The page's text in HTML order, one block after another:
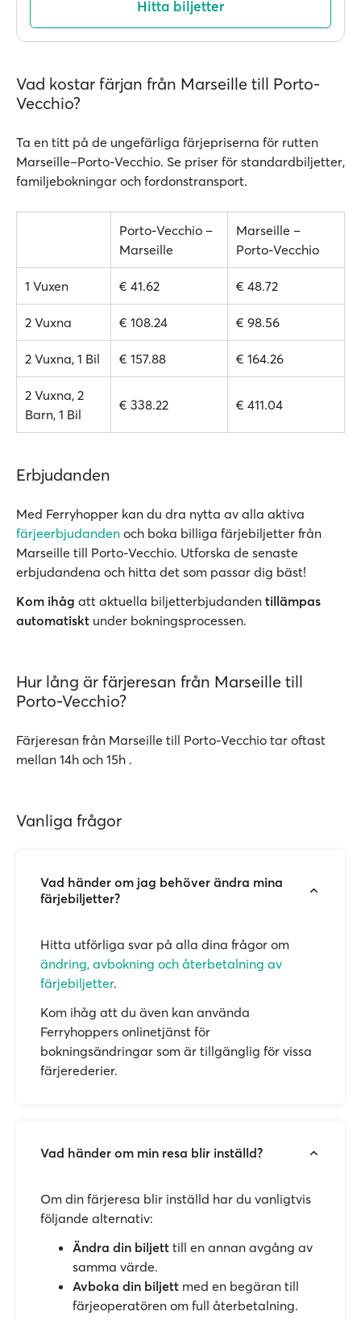
Hitta biljetter
Vad kostar färjan från Marseille till Porto-
Vecchio?
Ta en titt på de ungefärliga färjepriserna för rutten
Marseille–Porto-Vecchio. Se priser för standardbiljetter,
familjebokningar och fordonstransport.
Porto-Vecchio –
Marseille
Marseille –
Porto-Vecchio
1 Vuxen € 41.62 € 48.72
2 Vuxna € 108.24 € 98.56
2 Vuxna, 1 Bil € 157.88 € 164.26
2 Vuxna, 2
Barn, 1 Bil
€ 338.22 € 411.04
Erbjudanden
Med Ferryhopper kan du dra nytta av alla aktiva
färjeerbjudanden och boka billiga färjebiljetter från
Marseille till Porto-Vecchio. Utforska de senaste
erbjudandena och hitta det som passar dig bäst!
Kom ihåg att aktuella biljetterbjudanden tillämpas
automatiskt under bokningsprocessen.
Hur lång är färjeresan från Marseille till
Porto-Vecchio?
Färjeresan från Marseille till Porto-Vecchio tar oftast
mellan 14h och 15h .
Vanliga frågor
Vad händer om jag behöver ändra mina
färjebiljetter?
Hitta utförliga svar på alla dina frågor om
ändring, avbokning och återbetalning av
färjebiljetter.
Kom ihåg att du även kan använda
Ferryhoppers onlinetjänst för
bokningsändringar som är tillgänglig för vissa
färjerederier.
Vad händer om min resa blir inställd?
Om din färjeresa blir inställd har du vanligtvis
följande alternativ:
Ändra din biljett till en annan avgång av
samma värde.
Avboka din biljett med en begäran till
färjeoperatören om full återbetalning.